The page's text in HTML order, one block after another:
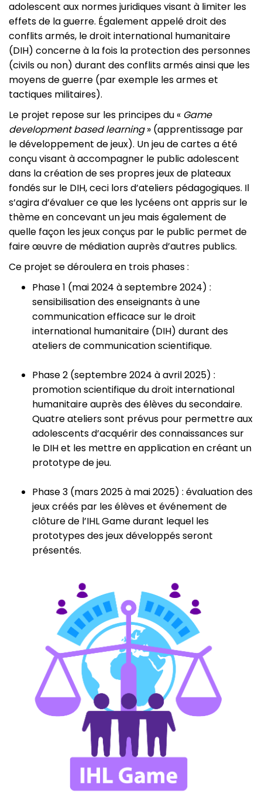
adolescent aux normes juridiques visant à limiter les
effets de la guerre. Également appelé droit des
conflits armés, le droit international humanitaire
(DIH) concerne à la fois la protection des personnes
(civils ou non) durant des conflits armés ainsi que les
moyens de guerre (par exemple les armes et
tactiques militaires).
Le projet repose sur les principes du « Game
development based learning» (apprentissage par
le développement de jeux). Un jeu de cartes a été
conçu visant à accompagner le public adolescent
dans la création de ses propres jeux de plateaux
fondés sur le DIH, ceci lors d’ateliers pédagogiques. Il
s’agira d’évaluer ce que les lycéens ont appris sur le
thème en concevant un jeu mais également de
quelle façon les jeux conçus par le public permet de
faire œuvre de médiation auprès d’autres publics.
Ce projet se déroulera en trois phases :
Phase 1 (mai 2024 à septembre 2024) :
sensibilisation des enseignants à une
communication efficace sur le droit
international humanitaire (DIH) durant des
ateliers de communication scientifique.
Phase 2 (septembre 2024 à avril 2025) :
promotion scientifique du droit international
humanitaire auprès des élèves du secondaire.
Quatre ateliers sont prévus pour permettre aux
adolescents d’acquérir des connaissances sur
le DIH et les mettre en application en créant un
prototype de jeu.
Phase 3 (mars 2025 à mai 2025) : évaluation des
jeux créés par les élèves et événement de
clôture de l’IHL Game durant lequel les
prototypes des jeux développés seront
présentés.